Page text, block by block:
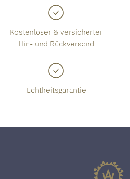
Kostenloser & versicherter
Hin- und Rückversand
Echtheitsgarantie